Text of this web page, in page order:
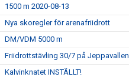
1500 m 2020-08-13
Nya skoregler för arenafriidrott
DM/VDM 5000 m
Friidrottstävling 30/7 på Jeppavallen
Kalvinknatet INSTÄLLT!